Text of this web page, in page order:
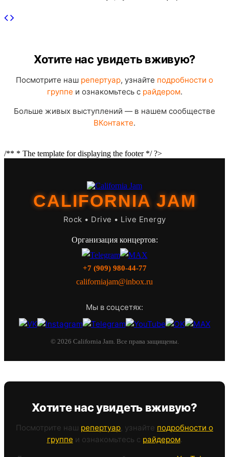
Хотите нас увидеть вживую?
Посмотрите наш репертуар, узнайте подробности о
группе и ознакомьтесь с райдером.
Больше живых выступлений — в нашем сообществе
ВКонтакте.
/** * The template for displaying the footer */ ?>
CALIFORNIA JAM
Rock • Drive • Live Energy
Организация концертов:
+7 (909) 980-44-77
californiajam@inbox.ru
Мы в соцсетях:
© 2026 California Jam. Все права защищены.
Хотите нас увидеть вживую?
Посмотрите наш репертуар , узнайте подробности о
группе и ознакомьтесь с райдером.